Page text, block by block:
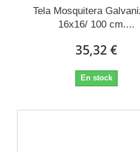
Tela Mosquitera
16x16/ 100 cm....
35,32 €
En stock